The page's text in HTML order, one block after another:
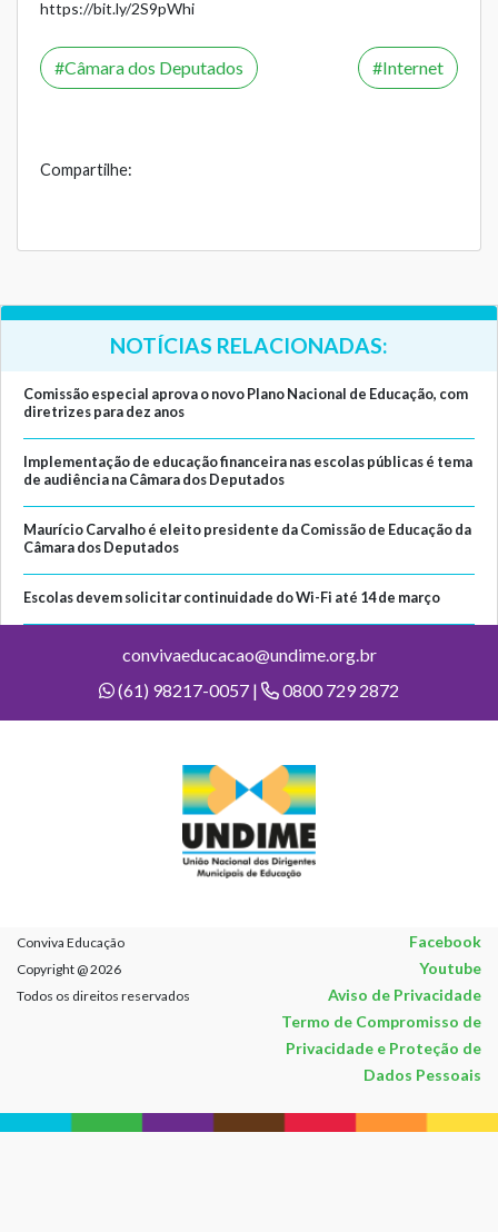
https://bit.ly/2S9pWhi
Câmara dos Deputados Internet
Compartilhe:
NOTÍCIAS RELACIONADAS:
Comissão especial aprova o novo Plano Nacional de Educação, com
diretrizes para dez anos
Implementação de educação financeira nas escolas públicas é tema
de audiência na Câmara dos Deputados
Maurício Carvalho é eleito presidente da Comissão de Educação da
Câmara dos Deputados
Escolas devem solicitar continuidade do Wi-Fi até 14 de março
convivaeducacao@undime.org.br
(61) 98217-0057 |
0800 729 2872
Conviva Educação Facebook
Copyright @ 2026 Youtube
Todos os direitos reservados
Aviso de Privacidade
Termo de Compromisso de
Privacidade e Proteção de
Dados Pessoais